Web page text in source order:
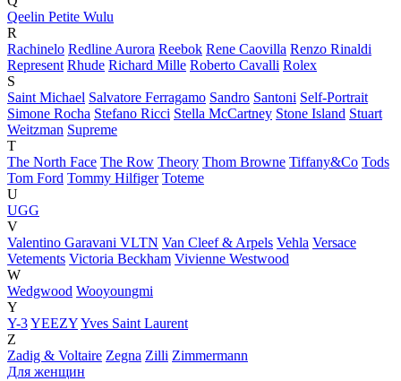
Qeelin Petite Wulu
R
Rachinelo Redline Aurora Reebok Rene Caovilla Renzo Rinaldi
Represent Rhude Richard Mille Roberto Cavalli Rolex
S
Saint Michael Salvatore Ferragamo Sandro Santoni Self-Portrait
Simone Rocha Stefano Ricci Stella McCartney Stone Island Stuart
Weitzman Supreme
T
The North Face The Row Theory Thom Browne Tiffany&Co Tods
Tom Ford Tommy Hilfiger Toteme
U
UGG
V
Valentino Garavani VLTN Van Cleef & Arpels Vehla Versace
Vetements Victoria Beckham Vivienne Westwood
W
Wedgwood Wooyoungmi
Y
Y-3YEEZYYves Saint Laurent
Z
Zadig & Voltaire Zegna Zilli Zimmermann
Для женщин